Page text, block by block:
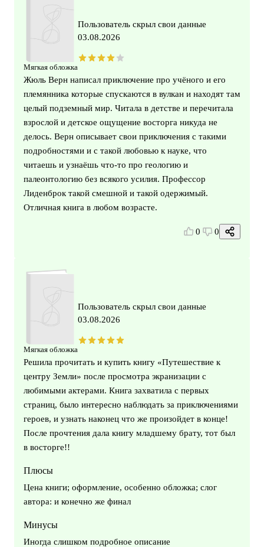
Мягкая обложка
Пользователь скрыл свои данные
03.08.2026
Жюль Верн написал приключение про учёного и его
племянника которые спускаются в вулкан и находят там
целый подземный мир. Читала в детстве и перечитала
взрослой и детское ощущение восторга никуда не
делось. Верн описывает свои приключения с такими
подробностями и с такой любовью к науке, что
читаешь и узнаёшь что-то про геологию и
палеонтологию без всякого усилия. Профессор
Лиденброк такой смешной и такой одержимый.
Отличная книга в любом возрасте.
0 0
Мягкая обложка
Пользователь скрыл свои данные
03.08.2026
Решила прочитать и купить книгу «Путешествие к
центру Земли» после просмотра экранизации с
любимыми актерами. Книга захватила с первых
страниц, было интересно наблюдать за приключениями
героев, и узнать наконец что же произойдет в конце!
После прочтения дала книгу младшему брату, тот был
в восторге!!
Плюсы
Цена книги; оформление, особенно обложка; слог
автора: и конечно же финал
Минусы
Иногда слишком подробное описание